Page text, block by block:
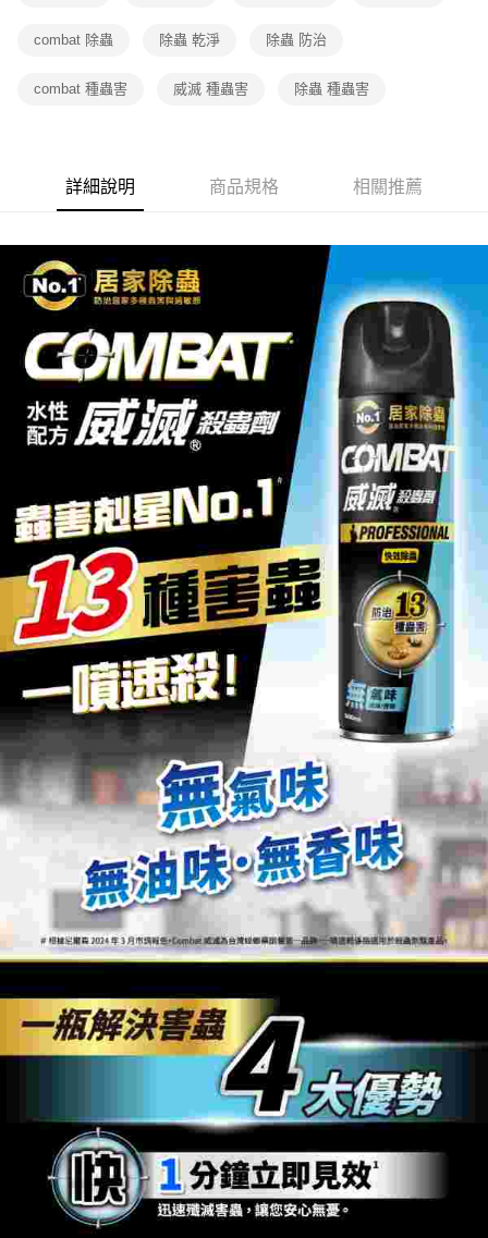
combat 除蟲 除蟲 乾淨 除蟲 防治
combat 種蟲害 威滅 種蟲害 除蟲 種蟲害
詳細說明 商品規格 相關推薦